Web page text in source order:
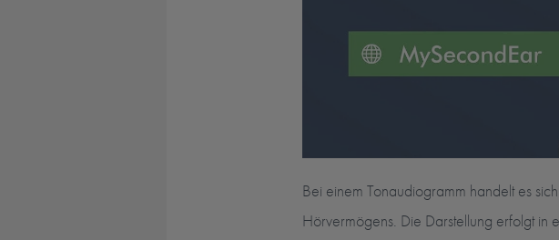
Bei einem Tonaudiogramm handelt es
Hörvermögens. Die Darstellung erfolgt in